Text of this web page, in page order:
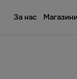
За нас